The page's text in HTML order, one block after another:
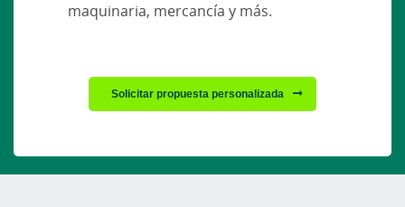
maquinaria, mercancía y más.
Solicitar propuesta personalizada